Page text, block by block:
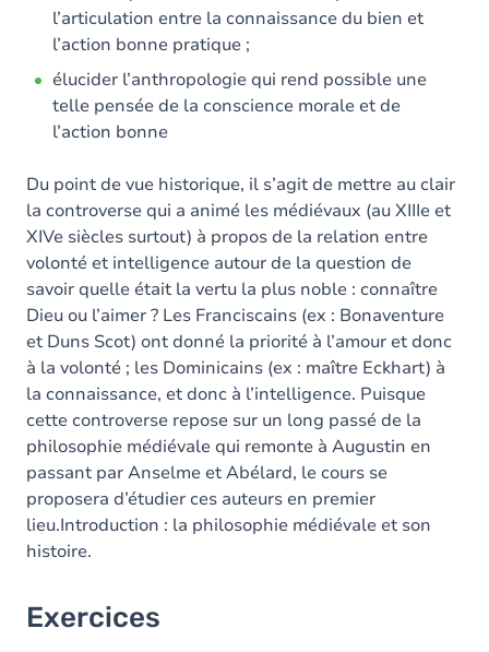
l’articulation entre la connaissance du bien et
l’action bonne pratique ;
élucider l’anthropologie qui rend possible une
telle pensée de la conscience morale et de
l’action bonne
Du point de vue historique, il s’agit de mettre au clair
la controverse qui a animé les médiévaux (au XIIIe et
XIVe siècles surtout) à propos de la relation entre
volonté et intelligence autour de la question de
savoir quelle était la vertu la plus noble : connaître
Dieu ou l’aimer ? Les Franciscains (ex : Bonaventure
et Duns Scot) ont donné la priorité à l’amour et donc
à la volonté ; les Dominicains (ex : maître Eckhart) à
la connaissance, et donc à l’intelligence. Puisque
cette controverse repose sur un long passé de la
philosophie médiévale qui remonte à Augustin en
passant par Anselme et Abélard, le cours se
proposera d’étudier ces auteurs en premier
lieu.Introduction : la philosophie médiévale et son
histoire.
Exercices